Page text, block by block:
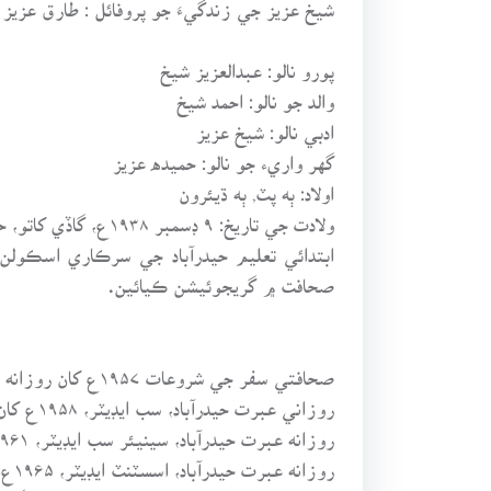
پورو نالو: عبدالعزيز شيخ
والد جو نالو: احمد شيخ
ادبي نالو: شيخ عزيز
گهر واريء جو نالو: حميده عزيز
اولاد: ٻه پٽ, ٻه ڌيئرون
ولادت جي تاريخ: ۹ ڊسمبر ۱۹۳۸ع، گاڏي کاتو، حيدرآباد
صحافت ۾ گريجوئيشن ڪيائين.
صحافتي سفر جي شروعات ۱۹۵۷ع کان روزانه ’ڪاروان‘ حيدرآباد مان سب ايڊيٽر طور ڪئي.
روزاني عبرت حيدرآباد، سب ايڊيٽر، ۱۹۵۸ع کان ۱۹۶۱
روزانه عبرت حيدرآباد، سينيئر سب ايڊيٽر، ۱۹۶۱ع کان ۱۹۶۵ع
روزانه عبرت حيدرآباد، اسسٽنٽ ايڊيٽر، ۱۹۶۵ع کان ۱۹۷۵ع